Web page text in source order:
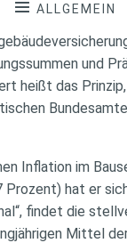
ALLGEMEIN
und
heißt das
Inflation im
Prozent) hat er
findet die
Mittel